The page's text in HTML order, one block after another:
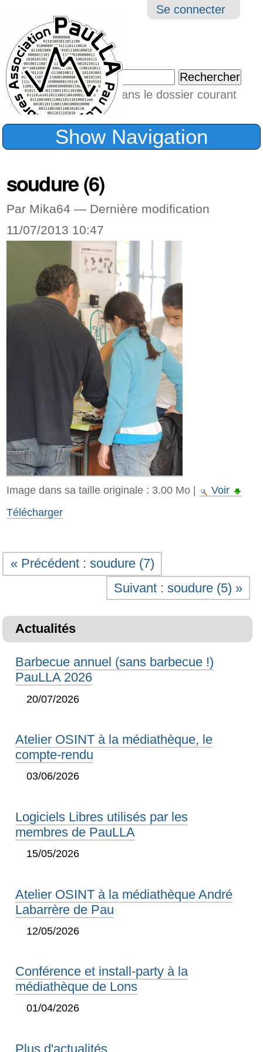
Outils
Se connecter
Chercher par
Seulement dans le dossier courant
Recherche
Show Navigation
soudure (6)
Par Mika64 — Dernière modification
11/07/2013 10:47
Image dans sa taille originale : 3.00 Mo|
Voir
Télécharger
« Précédent : soudure (7)
Suivant : soudure (5) »
Actualités
Barbecue annuel (sans barbecue !)
PauLLA 2026
20/07/2026
Atelier OSINT à la médiathèque, le
compte-rendu
03/06/2026
Logiciels Libres utilisés par les
membres de PauLLA
15/05/2026
Atelier OSINT à la médiathèque André
Labarrère de Pau
12/05/2026
Conférence et install-party à la
médiathèque de Lons
01/04/2026
Plus d'actualités…